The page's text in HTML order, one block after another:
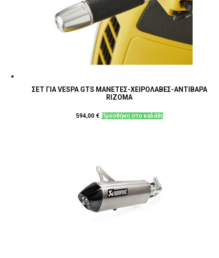
ΣΕΤ ΓΙΑ VESPA GTS ΜΑΝΕΤΕΣ-ΧΕΙΡΟΛΑΒΕΣ-ΑΝΤΙΒΑΡΑ
RIZOMA
594,00 € Προσθήκη στο καλάθι